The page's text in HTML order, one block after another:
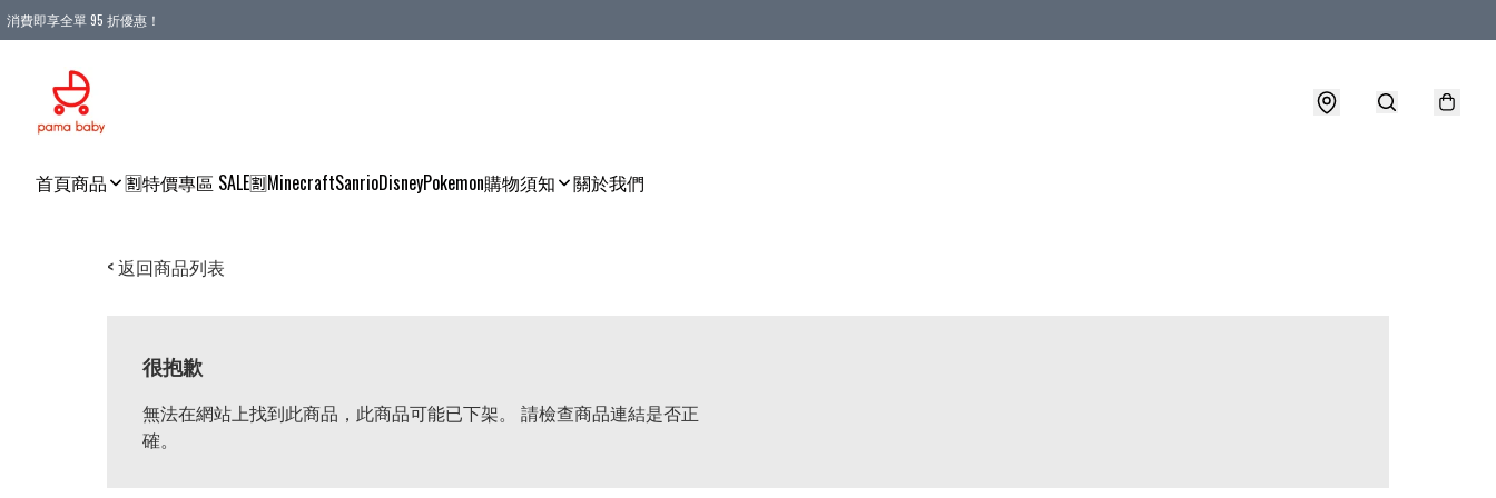
消費即享全單 95 折優惠！
首頁商品 🈹特價專區 SALE🈹MinecraftSanrioDisneyPokemon購物須知 關於我們
< 返回商品列表
很抱歉
無法在網站上找到此商品，此商品可能已下架。 請檢查商品連結是否正
確。